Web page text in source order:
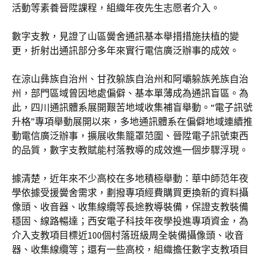
活動等素養晉陞課程，組織年夜先生志愿者介入。
數字支教，見證了山區黌舍通訊基本舉措措施扶植的變
更，折射出通訊部分多年來實行電信廣泛辦事的成效。
在涼山彝族自治州、甘孜躲族自治州和阿壩躲族羌族自治
州，部門區域曾因地處偏僻、基本單薄成為通訊盲區。為
此，四川通訊體系展開艱苦地域收集補盲舉動。“電子訊號
升格”專項舉動展開以來，多地通訊體系在偏僻地域連續推
動電信廣泛辦事，擴展收集籠罩范圍、晉陞電子訊號東西
的品質，數字支教賦能村落教導的成效進一個步驟浮現。
據清楚，近年來不少高校在多地積極舉動：華中師范年夜
學依據受援黌舍需求，劃撥專項經費購買更換新的資料攝
像頭、收音器、收集線纜等長途教導裝備，保證支教裝備
穩固、線路暢達；西安電子科技年夜學投進專項資金，為
介入支教項目標近100個村落班級周全裝備攝像頭、收音
器、收集線纜等；還有一些高校，組織擔任數字支教項目